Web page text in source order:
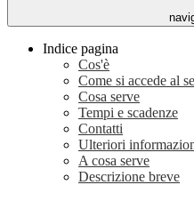
Indice pagina
Cos'è
Come si accede al
Cosa serve
Tempi e scadenze
Contatti
Ulteriori
A cosa serve
Descrizione breve